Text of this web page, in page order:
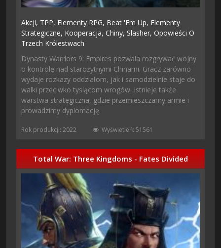
Akcji, TPP, Elementy RPG, Beat 'em Up, Elementy
Strategiczne, Kooperacja,Chiny,Slasher,Opowieści O
Trzech Królestwach
Dynasty Warriors 9: Empires pozwala rozgrywać wojny
o kontrolę nad starożytnymi Chinami. Gracz zarówno
wydaje rozkazy oddziałom, jak i samodzielnie staje do
walki przeciwko tysiącom wrogów. Istnieje także
warstwa strategiczna, gdzie przemieszczamy armie i
prowadzimy dyplomację.
Rok produkcji: 2022 Wyświetleń: 51561
Total War: Three Kingdoms - Fates Divided